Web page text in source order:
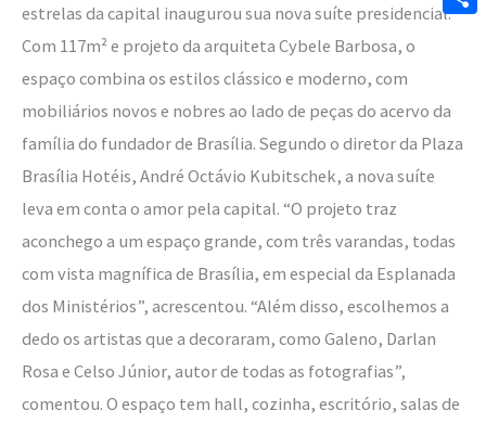
estrelas da capital inaugurou sua nova suíte presidencial.
Com 117m² e projeto da arquiteta Cybele Barbosa, o
espaço combina os estilos clássico e moderno, com
mobiliários novos e nobres ao lado de peças do acervo da
família do fundador de Brasília. Segundo o diretor da Plaza
Brasília Hotéis, André Octávio Kubitschek, a nova suíte
leva em conta o amor pela capital. “O projeto traz
aconchego a um espaço grande, com três varandas, todas
com vista magnífica de Brasília, em especial da Esplanada
dos Ministérios”, acrescentou. “Além disso, escolhemos a
dedo os artistas que a decoraram, como Galeno, Darlan
Rosa e Celso Júnior, autor de todas as fotografias”,
comentou. O espaço tem hall, cozinha, escritório, salas de